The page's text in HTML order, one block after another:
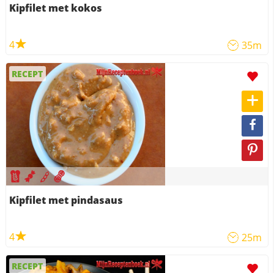
Kipfilet met kokos
4 35m
RECEPT
Kipfilet met pindasaus
4 25m
RECEPT